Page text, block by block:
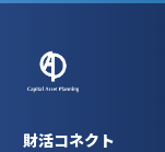
財活コネクト